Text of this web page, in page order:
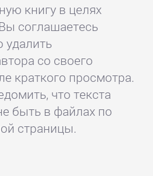
книгу в целях
соглашаетесь
удалить
со своего
краткого просмотра.
что текста
быть в файлах по
страницы.